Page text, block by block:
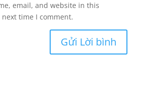
email, and website in this
time I comment.